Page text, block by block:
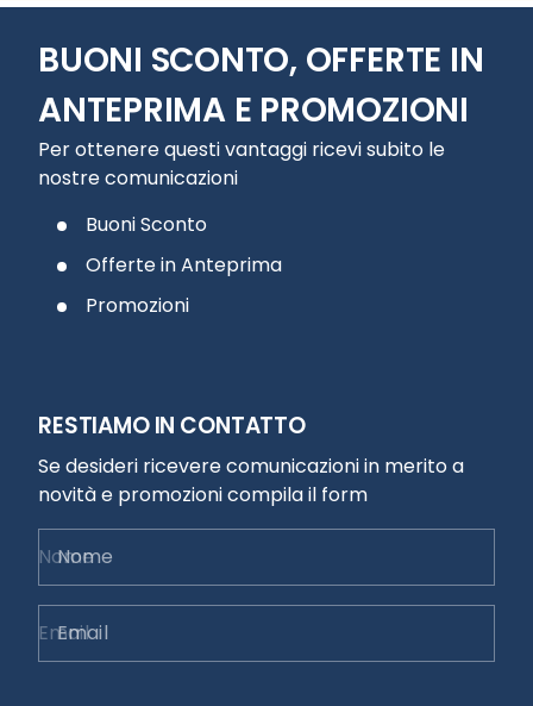
BUONI SCONTO, OFFERTE IN
ANTEPRIMA E PROMOZIONI
Per ottenere questi vantaggi ricevi subito le
nostre comunicazioni
Buoni Sconto
Offerte in Anteprima
Promozioni
RESTIAMO IN CONTATTO
Se desideri ricevere comunicazioni in merito a
novità e promozioni compila il form
Nome
Email